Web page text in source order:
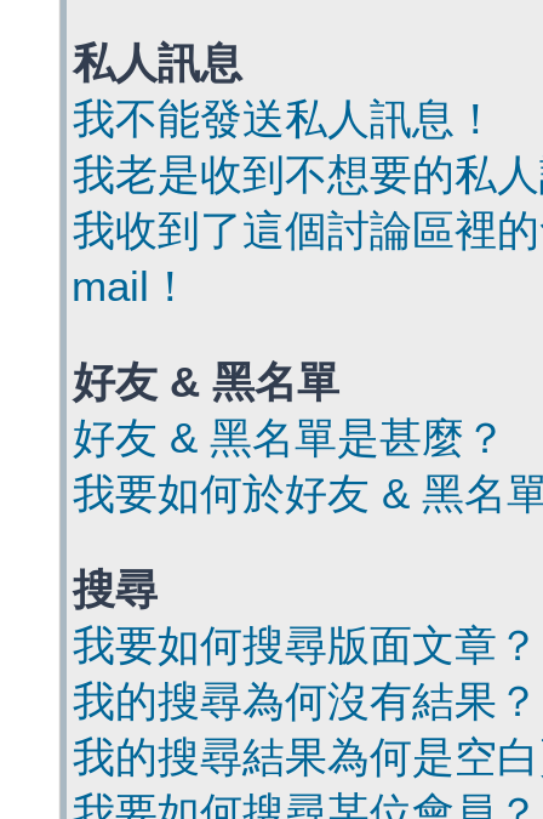
私人訊息
我不能發送私人訊息！
我老是收到不想要的私
我收到了這個討論區裡
mail！
好友 & 黑名單
好友 & 黑名單是甚麼？
我要如何於好友 & 黑名
搜尋
我要如何搜尋版面文章？
我的搜尋為何沒有結果？
我的搜尋結果為何是空